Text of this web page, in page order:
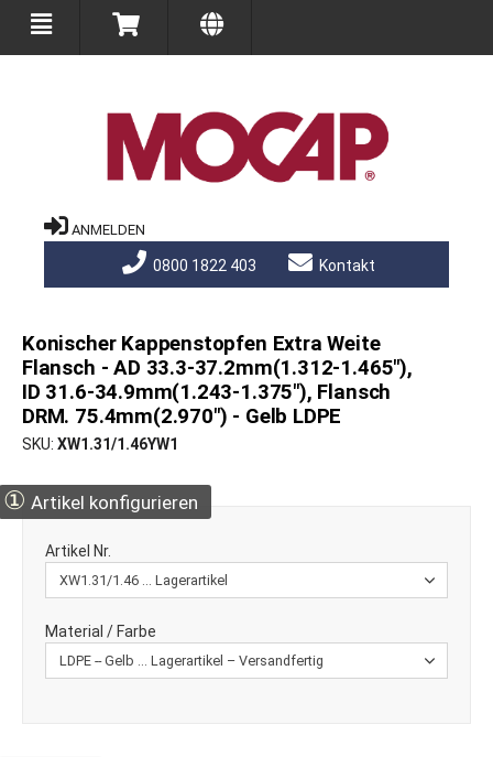
ANMELDEN
0800 1822 403 Kontakt
Konischer Kappenstopfen Extra Weite
Flansch - AD 33.3-37.2mm(1.312-1.465"),
ID 31.6-34.9mm(1.243-1.375"), Flansch
DRM. 75.4mm(2.970") - Gelb LDPE
SKU XW1.31/1.46YW1
① Artikel konfigurieren
Artikel Nr.
Material / Farbe